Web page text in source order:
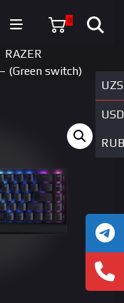
0
UZS
USD
RUB
RAZER
(Green switch)